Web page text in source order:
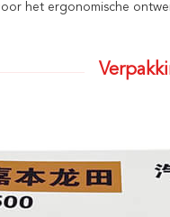
het ergonomische